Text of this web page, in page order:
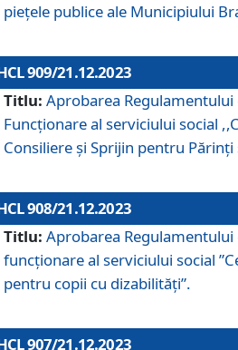
piețele publice ale Municipiului
909/21.12.2023
Titlu: Aprobarea Regulamentului
Funcționare al serviciului social
Consiliere şi Sprijin pentru Părinţi
908/21.12.2023
Titlu: Aprobarea Regulamentului
funcţionare al serviciului social
pentru copii cu dizabilități”.
907/21.12.2023